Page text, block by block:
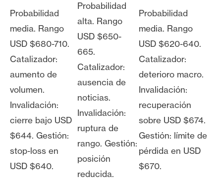
Probabilidad
media. Rango
USD $680-710.
Catalizador:
aumento de
volumen.
Invalidación:
cierre bajo USD
$644. Gestión:
stop-loss en
USD $640.
Probabilidad
alta. Rango
USD $650-
665.
Catalizador:
ausencia de
noticias.
Invalidación:
ruptura de
rango. Gestión:
posición
reducida.
Probabilidad
media. Rango
USD $620-640.
Catalizador:
deterioro macro.
Invalidación:
recuperación
sobre USD $674.
Gestión: límite de
pérdida en USD
$670.